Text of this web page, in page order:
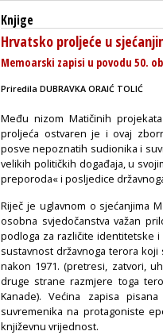
Knjige
Hrvatsko proljeće u
Memoarski zapisi u povodu 50.
Priredila DUBRAVKA ORAIĆ TOLIĆ
Među nizom Matičinih
proljeća ostvaren je i ovaj
posve nepoznatih sudionika i
velikih političkih događaja, u
preporoda« i posljedice
Riječ je uglavnom o sjećanjima
osobna svjedočanstva važan
podloga za različite identitetske
sustavnost državnoga terora
nakon 1971. (pretresi, zatvori,
druge strane razmjere toga
Kanade). Većina zapisa
suvremenika na protagoniste
književnu vrijednost.